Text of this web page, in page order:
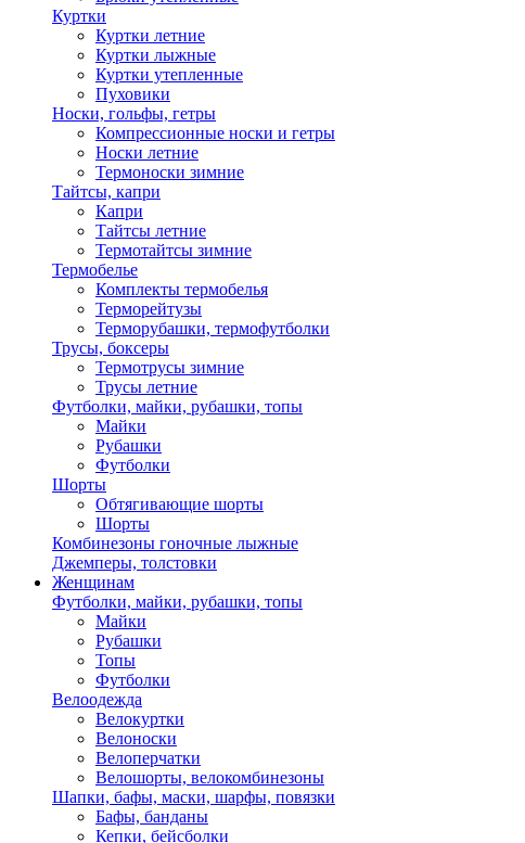
Куртки
Куртки летние
Куртки лыжные
Куртки утепленные
Пуховики
Носки, гольфы, гетры
Компрессионные носки и гетры
Носки летние
Термоноски зимние
Тайтсы, капри
Капри
Тайтсы летние
Термотайтсы зимние
Термобелье
Комплекты термобелья
Терморейтузы
Терморубашки, термофутболки
Трусы, боксеры
Термотрусы зимние
Трусы летние
Футболки, майки, рубашки, топы
Майки
Рубашки
Футболки
Шорты
Обтягивающие шорты
Шорты
Комбинезоны гоночные лыжные
Джемперы, толстовки
Женщинам
Футболки, майки, рубашки, топы
Майки
Рубашки
Топы
Футболки
Велоодежда
Велокуртки
Велоноски
Велоперчатки
Велошорты, велокомбинезоны
Шапки, бафы, маски, шарфы, повязки
Бафы, банданы
Кепки, бейсболки